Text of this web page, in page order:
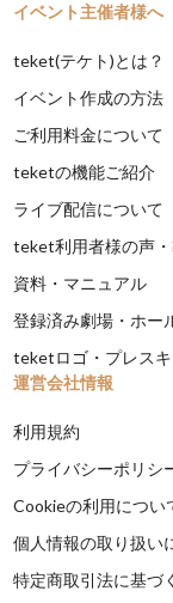
イベント主催者様へ
teket(テケト)とは？
イベント作成の方法
ご利用料金について
teketの機能ご紹介
ライブ配信について
teket利用者様の声
資料・マニュアル
登録済み劇場・ホー
teketロゴ・プレスキ
運営会社情報
利用規約
プライバシーポリシ
Cookieの利用につい
個人情報の取り扱い
特定商取引法に基づ